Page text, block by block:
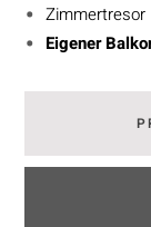
Zimmertresor
Eigener